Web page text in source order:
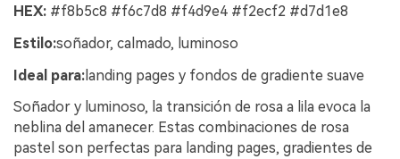
HEX: #f8b5c8 #f6c7d8 #f4d9e4 #f2ecf2 #d7d1e8
Estilo:soñador, calmado, luminoso
Ideal para: landing pages y fondos de gradiente suave
Soñador y luminoso, la transición de rosa a lila evoca la
neblina del amanecer. Estas combinaciones de rosa
pastel son perfectas para landing pages, gradientes de